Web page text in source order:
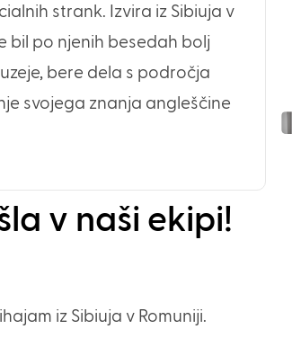
strank. Izvira iz Sibiuja v
bil po njenih besedah bolj
bere dela s področja
svojega znanja angleščine
v naši ekipi!
iz Sibiuja v Romuniji.